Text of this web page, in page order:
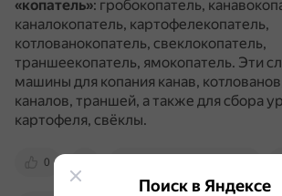
«копатель»: гробокопатель,
каналокопатель, картофелекопатель,
котлованокопатель, свеклокопатель,
траншеекопатель, ямокопатель. Эти
машины для копания канав,
каналов, траншей, а также для сбора
картофеля, свёклы.
0
Поиск в Яндексе